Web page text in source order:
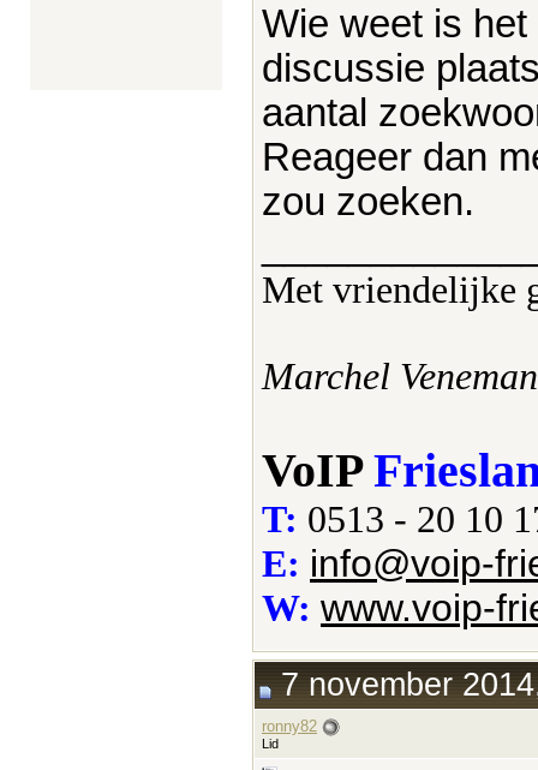
Wie weet is
discussie
aantal
Reageer dan
zou zoeken.
Met vriendelijke
Marchel Veneman
VoIP
T: 0513 - 20 10
E: info@voip-
W: www.voip-
7 november
ronny82
Lid